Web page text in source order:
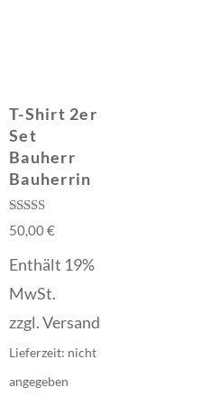
T-Shirt 2er
Set
Bauherr
Bauherrin
Bewertet mit
5.00
50,00€
Enthält 19%
MwSt.
zzgl.Versand
Lieferzeit: nicht
angegeben